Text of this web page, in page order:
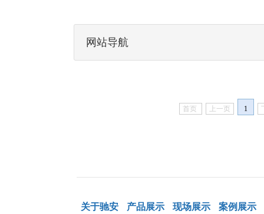
网站导航
首页 上一页 1
关于驰安 产品展示 现场展示 案例展示